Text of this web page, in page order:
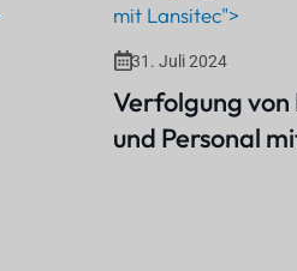
mit Lansitec">
31. Juli 2024
Verfolgung
und Personal